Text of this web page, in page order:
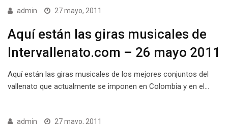
admin 27 mayo, 2011
Aquí están las giras musicales de
Intervallenato.com – 26 mayo 2011
Aquí están las giras musicales de los mejores conjuntos del
vallenato que actualmente se imponen en Colombia y en el…
admin 27 mayo, 2011